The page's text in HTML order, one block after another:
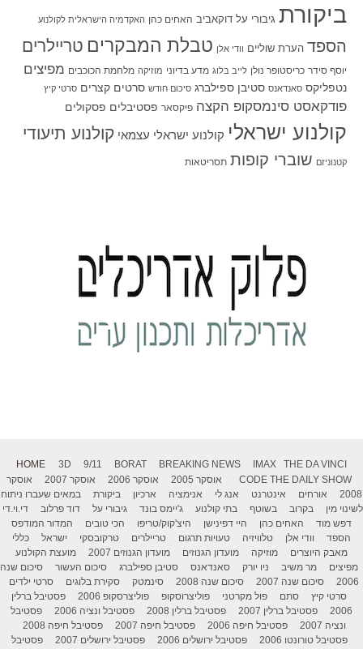
ביקורת גיבורי על דוקאביב האחים כהן האקדמיה הישראלית לקולנוע
הספד הערת שוליים וודי אלן טבלת המבקרים טריילרים
יוסף סידר כריסטופר נולן לייב בלוג מדע בדיוני מוזיקה מלחמת הכוכבים מפיצים
נטפליקס סאנדאנס סטיבן ספילברג סיכום חודש סרטים קצרים סרטי קיץ
פודקאסט סינמסקופ הקצה פיקסאר פסטיבלים פסקולים
קולנוע ישראלי קולנוע ישראלי עצמאי קולנוע תיעודי
קטנוניזם שוברי קופות תסריטאות
HOME 3D 9/11 BORAT BREAKING NEWS IMAX
THE DA VINCI
CODE THE DAILY SHOW אוסקר 2005 אוסקר 2006 אוסקר 2007
אוסקר
2008
אורחים אינטרנט אנג לי אנימציה ארכיון ביקורת
במאים שעברו ניתוח
לשינוי מין
בקרוב בשוטף בתי קולנוע ג'יימס בונד גיבורי על דוד פרלוב
די.וי.די
דפש מוד
האחים כהן היי דפינישן היצ'קוק/טריפו הכי טובים
המדור המודפס
הספד
וודי אלן טלוויזיה טעויות תרגום טריילרים טרקובסקי ישראל
כללי
מאבק היוצרים
מוזיקה מועדון הגנוזים מועדון הגנוזים 2007
מועצת הקולנוע
מפיצים
מר משיב ניו יורק סאנדאנס סטיבן ספילברג סיכום העשור
סיכום שנה
2006
סיכום שנה 2007 סיכום שנה 2008 סינמטק סקירת בלוגים
סרטי ילדים
סרטי קיץ
סתם פול מקרטני פוליצרוסקופ פוליצרסקופ 2006
פסטיבל ברלין
2006
פסטיבל ברלין 2007 פסטיבל ברלין 2008 פסטיבל ונציה 2006
פסטיבל
ונציה 2007
פסטיבל חיפה 2006 פסטיבל חיפה 2007
פסטיבל חיפה 2008
פסטיבל טורונטו 2006
פסטיבל ירושלים 2006 פסטיבל ירושלים 2007 פסטיבל